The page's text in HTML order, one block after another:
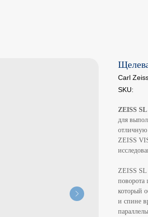
Carl
SKU:
ZEISS SL
для
отличную
ZEISS
ZEISS SL
который
и спине